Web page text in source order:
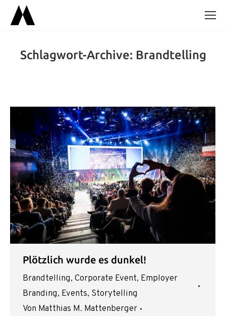
Schlagwort-Archive: Brandtelling
Plötzlich wurde es dunkel!
Brandtelling, Corporate Event, Employer
Branding, Events, Storytelling
Von Matthias M. Mattenberger